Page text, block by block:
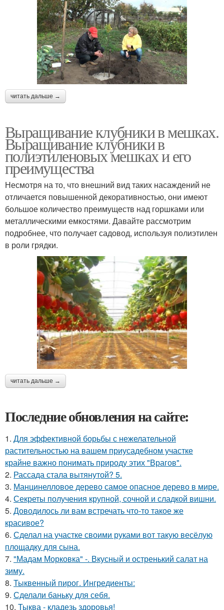
читать дальше →
Выращивание клубники в мешках.
Выращивание клубники в
полиэтиленовых мешках и его
преимущества
Несмотря на то, что внешний вид таких насаждений не
отличается повышенной декоративностью, они имеют
большое количество преимуществ над горшками или
металлическими емкостями. Давайте рассмотрим
подробнее, что получает садовод, используя полиэтилен
в роли грядки.
читать дальше →
Последние обновления на сайте:
1. Для эффективной борьбы с нежелательной
растительностью на вашем приусадебном участке
крайне важно понимать природу этих "Врагов".
2. Рассада стала вытянутой? 5.
3. Манцинелловое дерево самое опасное дерево в мире.
4. Секреты получения крупной, сочной и сладкой вишни.
5. Доводилось ли вам встречать что-то такое же
красивое?
6. Сделал на участке своими руками вот такую весёлую
площадку для сына.
7. "Мадам Морковка" -. Вкусный и остренький салат на
зиму.
8. Тыквенный пирог. Ингредиенты:
9. Сделали баньку для себя.
10. Тыква - кладезь здоровья!